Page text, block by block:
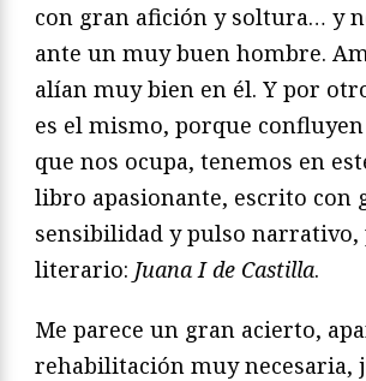
con gran afición y soltura… y
ante un muy buen hombre.
alían muy bien en él. Y por
es el mismo, porque
que nos ocupa, tenemos en
libro apasionante, escrito con
sensibilidad y pulso narrativo,
literario: Juana I de Castilla.
Me parece un gran acierto,
rehabilitación muy necesaria,